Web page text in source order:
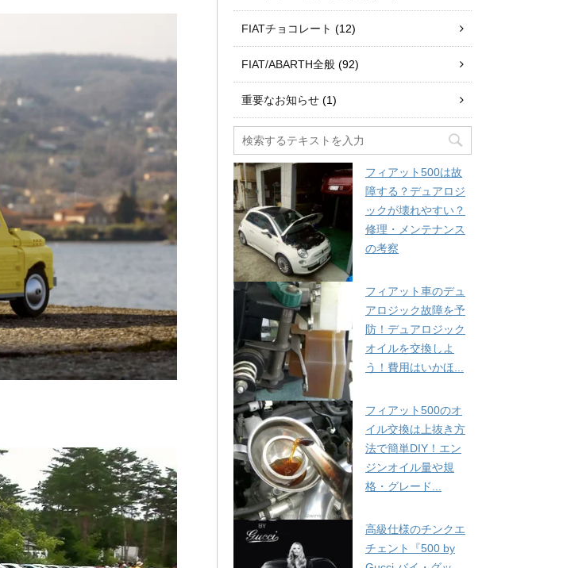
FIATチョコレート (12)
FIAT/ABARTH全般 (92)
重要なお知らせ (1)
フィアット500は故
障する？デュアロジ
ックが壊れやすい？
修理・メンテナンス
の考察
フィアット車のデュ
アロジック故障を予
防！デュアロジック
オイルを交換しよ
う！費用はいかほ...
フィアット500のオ
イル交換は上抜き方
法で簡単DIY！エン
ジンオイル量や規
格・グレード...
高級仕様のチンクエ
チェント『500 by